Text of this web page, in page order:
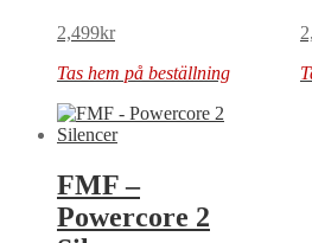
2,499kr
Tas hem på beställning
FMF –
Powercore 2